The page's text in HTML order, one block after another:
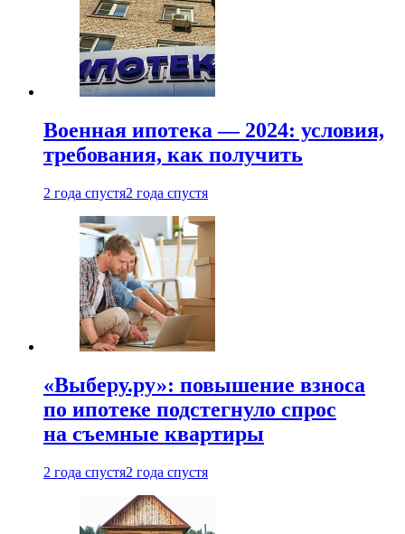
Военная ипотека — 2024: условия,
требования, как получить
2 года спустя2 года спустя
«Выберу.ру»: повышение взноса
по ипотеке подстегнуло спрос
на съемные квартиры
2 года спустя2 года спустя